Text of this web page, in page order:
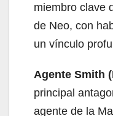
miembro clave
de Neo, con
un vínculo
Agente Smith
principal
agente de la